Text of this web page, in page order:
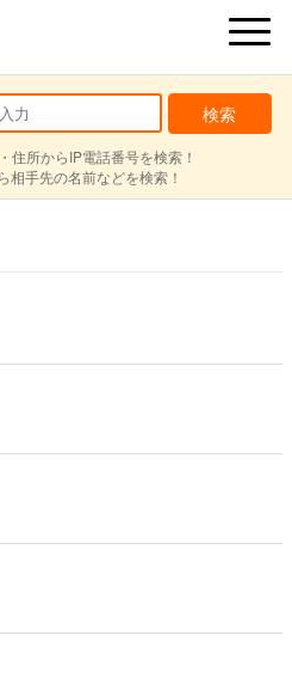
住所からIP電話番号を検索！
相手先の名前などを検索！